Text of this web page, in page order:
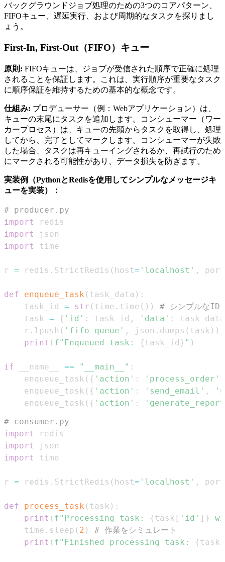
バックグラウンドジョブ処理のための3つのコアパターン、
FIFOキュー、遅延実行、および周期的なタスクを探りまし
ょう。
First-In, First-Out（FIFO）キュー
原則: FIFOキューは、ジョブが受信された順序で正確に処理
されることを保証します。これは、実行順序が重要なタスク
に順序保証を維持するための基本的な概念です。
仕組み: プロデューサー（例：Webアプリケーション）は、
キューの末尾にタスクを追加します。コンシューマー（ワー
カープロセス）は、キューの先頭からタスクを取得し、処理
してから、完了としてマークします。コンシューマーが失敗
した場合、タスクは再キューイングされるか、再試行のため
にマークされる可能性があり、データ損失を防ぎます。
実装例（PythonとRedisを使用してシンプルなメッセージキ
ューを実装）：
# producer.py
import
import
import
r = redis . StrictRedis ( host= 'localhost' , port
def enqueue_task ( task_data ) :
    task_id
= str ( time . time ( ) )
# シンプルなID
    task
= { 'id' : task_id , 'data' :
task_data
    r
. lpush ( 'fifo_queue' , json . dumps ( task ) )
print ( f"Enqueued task: {task_id } " )
if __name__ == "__main__" :
    enqueue_task
( { 'action' : 'process_order'
    enqueue_task
( { 'action' : 'send_email' ,
    enqueue_task
( { 'action' :
# consumer.py
import
import
import
r = redis . StrictRedis ( host= 'localhost' , port
def process_task ( task ) :
print ( f"Processing task: {task [ 'id' ] }
    time
. sleep ( 2 )
# 作業をシミュレート
print ( f"Finished processing task: {task